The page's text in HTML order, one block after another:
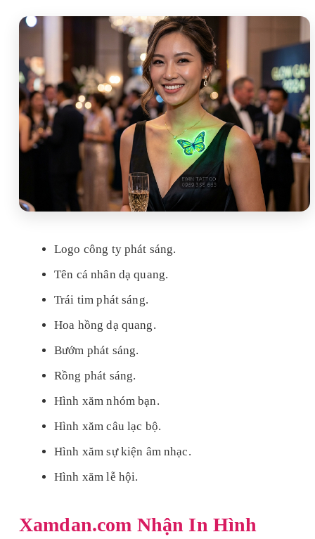
Logo công ty phát sáng.
Tên cá nhân dạ quang.
Trái tim phát sáng.
Hoa hồng dạ quang.
Bướm phát sáng.
Rồng phát sáng.
Hình xăm nhóm bạn.
Hình xăm câu lạc bộ.
Hình xăm sự kiện âm nhạc.
Hình xăm lễ hội.
Xamdan.com Nhận In Hình